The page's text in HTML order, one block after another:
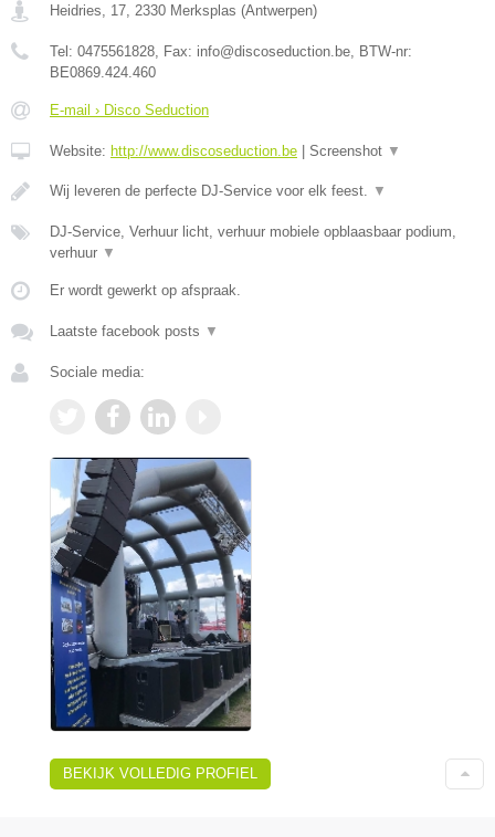
Heidries, 17 2330 Merksplas (Antwerpen)
Tel: 0475561828 , Fax: info@discoseduction.be , BTW-nr:
BE0869.424.460
E-mail › Disco Seduction
Website: http://www.discoseduction.be | Screenshot ▼
Wij leveren de perfecte DJ-Service voor elk feest. ▼
DJ-Service, Verhuur licht, verhuur mobiele opblaasbaar podium,
verhuur ▼
Er wordt gewerkt op afspraak.
Laatste facebook posts ▼
Sociale media:
BEKIJK VOLLEDIG PROFIEL